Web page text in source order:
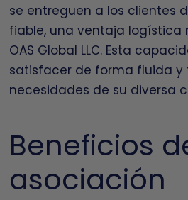
se entreguen a los clientes
fiable, una ventaja logística
OAS Global LLC. Esta
satisfacer de forma fluida y
necesidades de su diversa
Beneficios
asociación